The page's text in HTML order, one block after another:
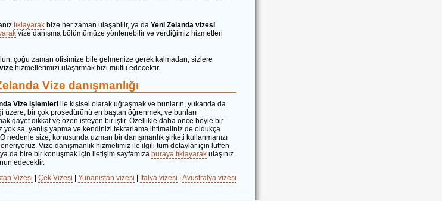
tıklayarakbize her zaman ulaşabilir, ya da Yeni Zelanda vizesi
vize danışma bölümümüze yönlenebilir ve verdiğimiz hizmetleri
çoğu zaman ofisimize bile gelmenize gerek kalmadan, sizlere
vize hizmetlerimizi ulaştırmak bizi mutlu edecektir.
Vize danışmanlığı
Vize işlemleriile kişisel olarak uğraşmak ve bunların, yukarıda da
üzere, bir çok prosedürünü en baştan öğrenmek, ve bunları
gayet dikkat ve özen isteyen bir iştir. Özellikle daha önce böyle bir
yok sa, yanlış yapma ve kendinizi tekrarlama ihtimaliniz de oldukça
nedenle size, konusunda uzman bir danışmanlık şirketi kullanmanızı
Vize danışmanlık hizmetimiz ile ilgili tüm detaylar için lütfen
da bire bir konuşmak için iletişim sayfamıza buraya tıklayarakulaşınız.
edecektir.
Vizesi
Çek Vizesi Yunanistan vizesi Italya vizesi Avustralya vizesi